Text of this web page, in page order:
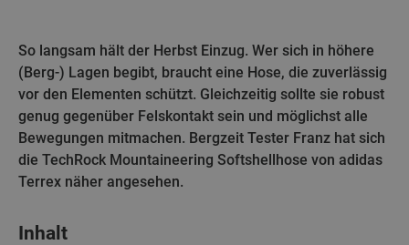
So langsam hält der Herbst Einzug. Wer sich in höhere
(Berg-) Lagen begibt, braucht eine Hose, die zuverlässig
vor den Elementen schützt. Gleichzeitig sollte sie robust
genug gegenüber Felskontakt sein und möglichst alle
Bewegungen mitmachen. Bergzeit Tester Franz hat sich
die TechRock Mountaineering Softshellhose von adidas
Terrex näher angesehen.
Inhalt